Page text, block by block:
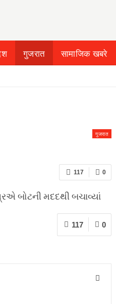
गुजरात सामाजिक खबरे
गुजरात
0
117
બોટની મદદથી બચાવ્યાં
0
117